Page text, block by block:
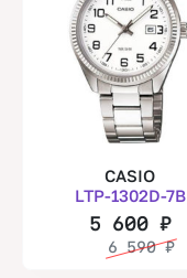
CASIO
LTP-1302D-7B
5 600 ₽
6 590₽